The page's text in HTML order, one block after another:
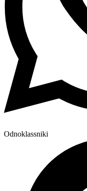
Odnoklassniki